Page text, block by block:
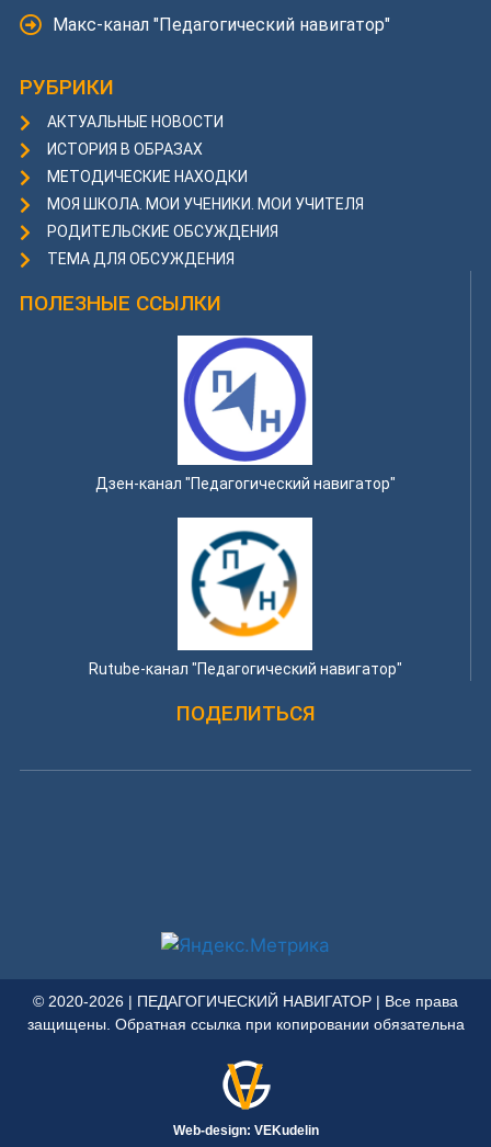
Макс-канал "Педагогический навигатор"
РУБРИКИ
АКТУАЛЬНЫЕ НОВОСТИ
ИСТОРИЯ В ОБРАЗАХ
МЕТОДИЧЕСКИЕ НАХОДКИ
МОЯ ШКОЛА. МОИ УЧЕНИКИ. МОИ УЧИТЕЛЯ
РОДИТЕЛЬСКИЕ ОБСУЖДЕНИЯ
ТЕМА ДЛЯ ОБСУЖДЕНИЯ
ПОЛЕЗНЫЕ ССЫЛКИ
Дзен-канал "Педагогический навигатор"
Rutube-канал "Педагогический навигатор"
ПОДЕЛИТЬСЯ
© 2020-2026 | ПЕДАГОГИЧЕСКИЙ НАВИГАТОР | Все права
защищены. Обратная ссылка при копировании обязательна
Web-design: VEKudelin